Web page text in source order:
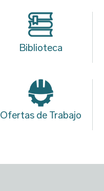
Biblioteca
Ofertas de Trabajo